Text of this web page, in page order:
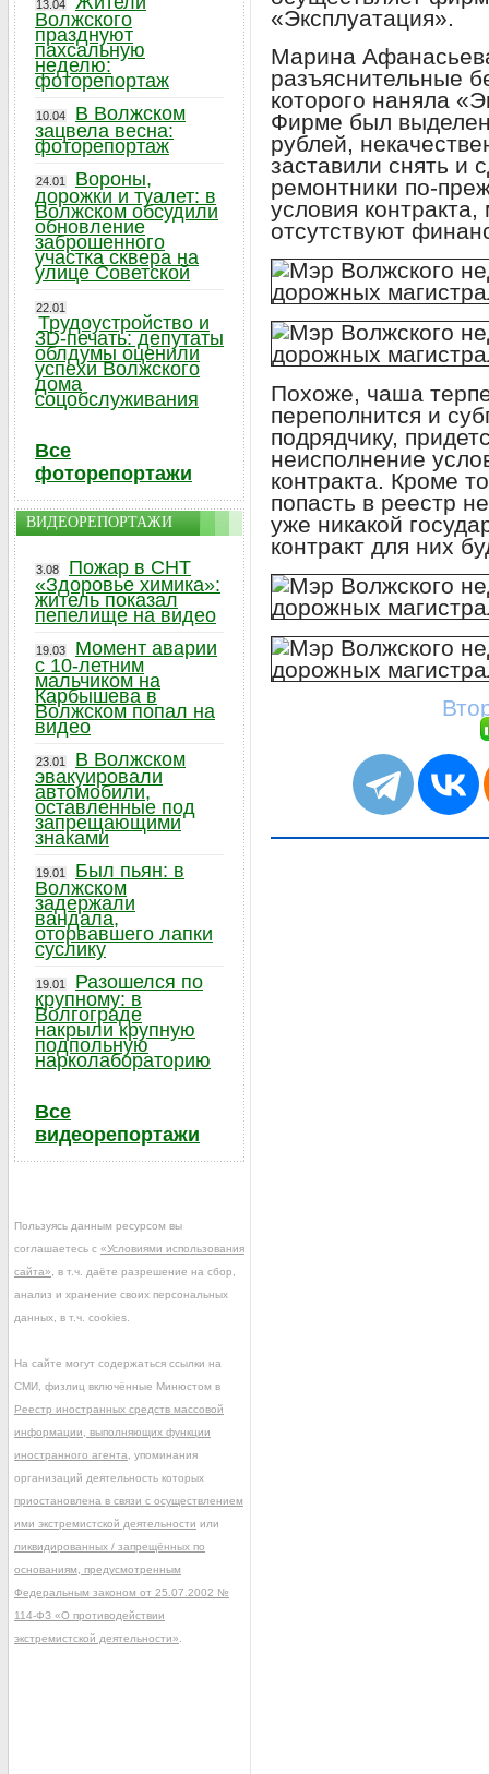
«Эксплуатация».
Марина
разъяснительные
которого наняла
Фирме был
рублей,
заставили снять и
ремонтники по-
условия
отсутствуют
Похоже, чаша
переполнится и
подрядчику,
неисполнение
контракта. Кроме
попасть в реестр
уже никакой
контракт для них
13.04
Волжского
празднуют
пахсальную
неделю:
фоторепортаж
10.04
В Волжском
зацвела весна:
фоторепортаж
24.01
Вороны,
дорожки и туалет: в
Волжском обсудили
обновление
заброшенного
участка сквера на
улице Советской
22.01
Трудоустройство и
3D-печать: депутаты
облдумы оценили
успехи Волжского
дома
соцобслуживания
Все
фоторепортажи
ВИДЕОРЕПОРТАЖИ
3.08
Пожар в СНТ
«Здоровье химика»:
житель показал
пепелище на видео
19.03
Момент аварии
с 10-летним
мальчиком на
Карбышева в
Волжском попал на
видео
23.01
В Волжском
эвакуировали
автомобили,
оставленные под
запрещающими
знаками
19.01
Был пьян: в
Волжском
задержали
вандала,
оторвавшего лапки
суслику
19.01
Разошелся по
крупному: в
Волгограде
накрыли крупную
подпольную
нарколабораторию
Все
видеорепортажи
Пользуясь данным ресурсом вы
соглашаетесь с «Условиями использования
сайта» , в т.ч. даёте разрешение на сбор,
анализ и хранение своих персональных
данных, в т.ч. cookies.
На сайте могут содержаться ссылки на
СМИ, физлиц включённые Минюстом в
Реестр иностранных средств массовой
информации, выполняющих функции
иностранного агента , упоминания
организаций деятельность которых
приостановлена в связи с осуществлением
ими экстремистской деятельности или
ликвидированных / запрещённых по
основаниям, предусмотренным
Федеральным законом от 25.07.2002 №
114-ФЗ «О противодействии
экстремистской деятельности»